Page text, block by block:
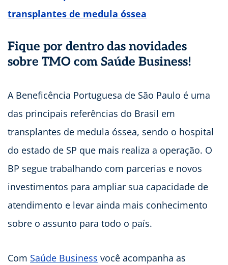
transplantes de medula óssea
Fique por dentro das novidades
sobre TMO com Saúde Business!
A Beneficência Portuguesa de São Paulo é uma
das principais referências do Brasil em
transplantes de medula óssea, sendo o hospital
do estado de SP que mais realiza a operação. O
BP segue trabalhando com parcerias e novos
investimentos para ampliar sua capacidade de
atendimento e levar ainda mais conhecimento
sobre o assunto para todo o país.
Com Saúde Business você acompanha as